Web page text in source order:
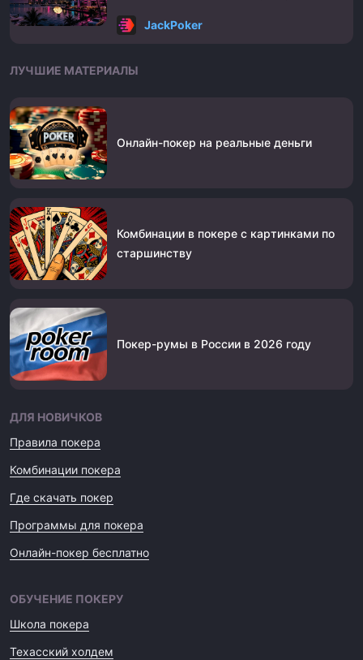
JackPoker
ЛУЧШИЕ МАТЕРИАЛЫ
Онлайн-покер на реальные деньги
Комбинации в покере с картинками по
старшинству
Покер-румы в России в 2026 году
ДЛЯ НОВИЧКОВ
Правила покера
Комбинации покера
Где скачать покер
Программы для покера
Онлайн-покер бесплатно
ОБУЧЕНИЕ ПОКЕРУ
Школа покера
Техасский холдем